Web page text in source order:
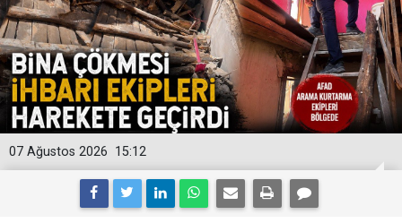
15:12
07 Ağustos 2026